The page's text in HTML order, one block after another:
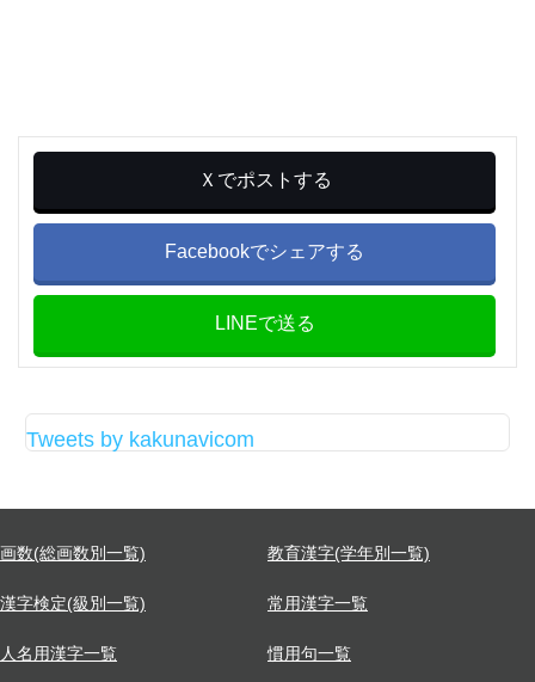
Ｘでポストする
Facebookでシェアする
LINEで送る
Tweets by kakunavicom
画数(総画数別一覧) 教育漢字(学年別一覧)
漢字検定(級別一覧) 常用漢字一覧
人名用漢字一覧 慣用句一覧